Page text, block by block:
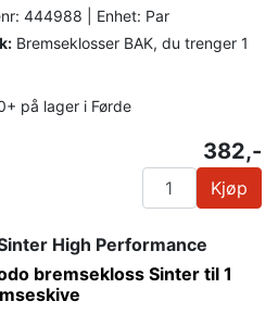
444988 | Enhet: Par
Bremseklosser BAK, du trenger 1
på lager i Førde
382,-
Kjøp
High Performance
bremsekloss Sinter til 1